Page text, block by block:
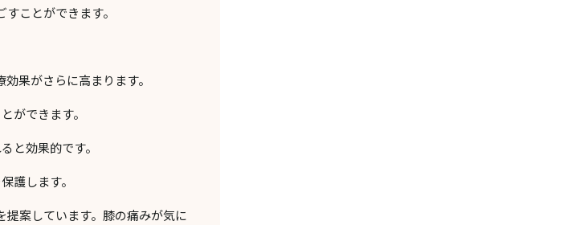
ことができます。
果がさらに高まります。
ができます。
と効果的です。
護します。
案しています。膝の痛みが気に